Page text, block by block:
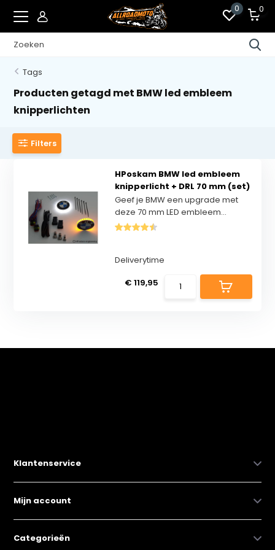
0 0
Tags
Producten getagd met BMW led embleem
knipperlichten
Filters
HPoskam BMW led embleem
knipperlicht + DRL 70 mm (set)
Geef je BMW een upgrade met
deze 70 mm LED embleem...
Deliverytime
€ 119,95
Klantenservice
Mijn account
Categorieën